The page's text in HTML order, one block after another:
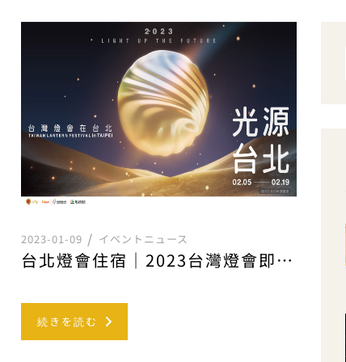
2023-01-09 イベントニュース
台北燈會住宿｜2023台灣燈會即將於112年2月5日至2月19日舉辦
続きを読む